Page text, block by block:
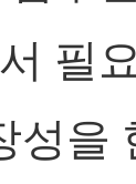
필
성을